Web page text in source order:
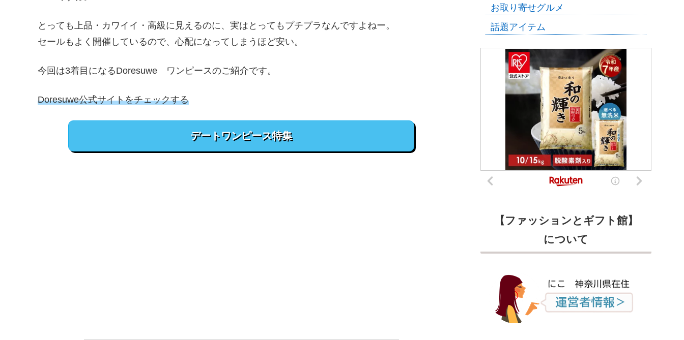
とっても上品・カワイイ・高級に見えるのに、実はとってもプチプラなんですよねー。
セールもよく開催しているので、心配になってしまうほど安い。
今回は3着目になるDoresuwe ワンピースのご紹介です。
Doresuwe公式サイトをチェックする
デートワンピース特集
お取り寄せグルメ
話題アイテム
【ファッションとギフト館】
について